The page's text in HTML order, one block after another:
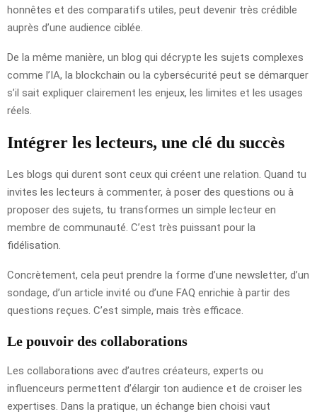
honnêtes et des comparatifs utiles, peut devenir très crédible
auprès d’une audience ciblée.
De la même manière, un blog qui décrypte les sujets complexes
comme l’IA, la blockchain ou la cybersécurité peut se démarquer
s’il sait expliquer clairement les enjeux, les limites et les usages
réels.
Intégrer les lecteurs, une clé du succès
Les blogs qui durent sont ceux qui créent une relation. Quand tu
invites les lecteurs à commenter, à poser des questions ou à
proposer des sujets, tu transformes un simple lecteur en
membre de communauté. C’est très puissant pour la
fidélisation.
Concrètement, cela peut prendre la forme d’une newsletter, d’un
sondage, d’un article invité ou d’une FAQ enrichie à partir des
questions reçues. C’est simple, mais très efficace.
Le pouvoir des collaborations
Les collaborations avec d’autres créateurs, experts ou
influenceurs permettent d’élargir ton audience et de croiser les
expertises. Dans la pratique, un échange bien choisi vaut